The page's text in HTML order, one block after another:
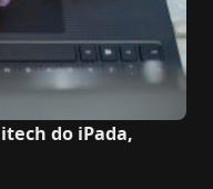
do iPada,